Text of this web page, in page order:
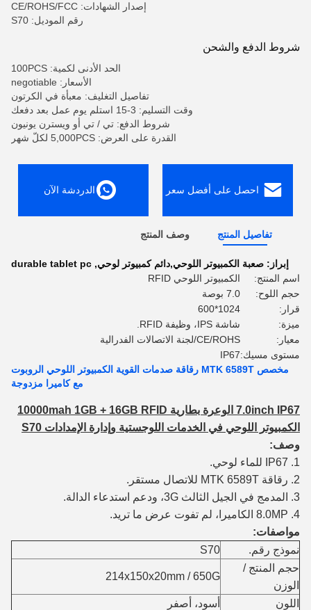
إصدار الشهادات: CE/ROHS/FCC
رقم الموديل: S70
شروط الدفع والشحن
الحد الأدنى لكمية: 100PCS
الأسعار: negotiable
تفاصيل التغليف: معبأة في الكرتون
وقت التسليم: 3-15 استلم يوم عمل بعد دفعك
شروط الدفع: تي / تي أو ويسترن يونيون
القدرة على العرض: 5,000PCS لكلّ شهر
احصل على أفضل سعر الدردشة الآن
تفاصيل المنتج وصف المنتج
إبراز: صعبة الكمبيوتر اللوحي,دائم كمبيوتر لوحي,
durable tablet pc
اسم المنتج:
الكمبيوتر اللوحي RFID
حجم اللوح:
7.0 بوصة
قرار:
1024*600
ميزة:
شاشة IPS، وظيفة RFID.
معيار:
CE/ROHS/لجنة الاتصالات الفدرالية
مستوى مسيك:IP67
مخصص MTK 6589T رقاقة صدمات القوية الكمبيوتر اللوحي الروبوت
مع كاميرا مزدوجة
7.0inch IP67 الوعرة بطارية 10000mah 1GB + 16GB RFID
الكمبيوتر اللوحي في الخدمات اللوجستية وإدارة الإمدادات S70
وصف:
1. IP67 للماء لوحي.
2. رقاقة MTK 6589T للاتصال مستقر.
3. المدمج في الجيل الثالث 3G، ودعم استدعاء الدالة.
4. 8.0MP الكاميرا، لم تفوت عرض ما تريد.
مواصفات:
نموذج رقم.
S70
حجم المنتج /
الوزن
214x150x20mm / 650G
اللون
أسود، أصفر